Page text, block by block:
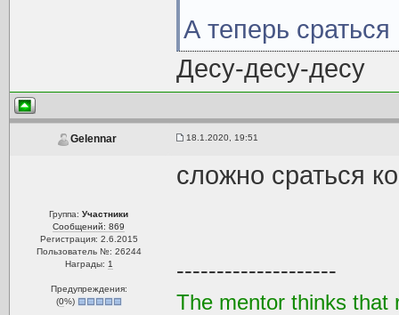
А теперь
Десу-десу-десу
Gelennar 18.1.2020, 19:51
Группа:Участники
Сообщений: 869
Регистрация: 2.6.2015
Пользователь №: 26244
Награды: 1
Предупреждения:
(0%)
сложно сраться
--------------------
The mentor thinks that